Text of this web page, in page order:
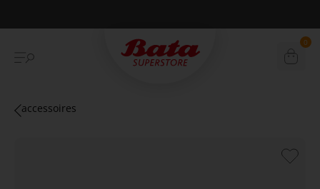
Betaal achteraf met Klarna 0
accessoires